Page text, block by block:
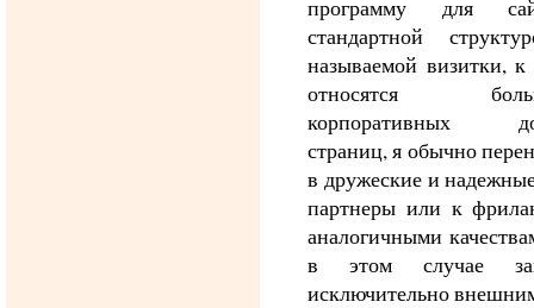
программу для
стандартной
называемой визитки,
относятся
корпоративных
страниц, я обычно
в дружеские и
партнеры или к
аналогичными
в этом случае
исключительно